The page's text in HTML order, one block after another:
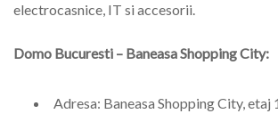
electrocasnice, IT si accesorii.
Domo Bucuresti – Baneasa Shopping City:
Adresa: Baneasa Shopping City, etaj